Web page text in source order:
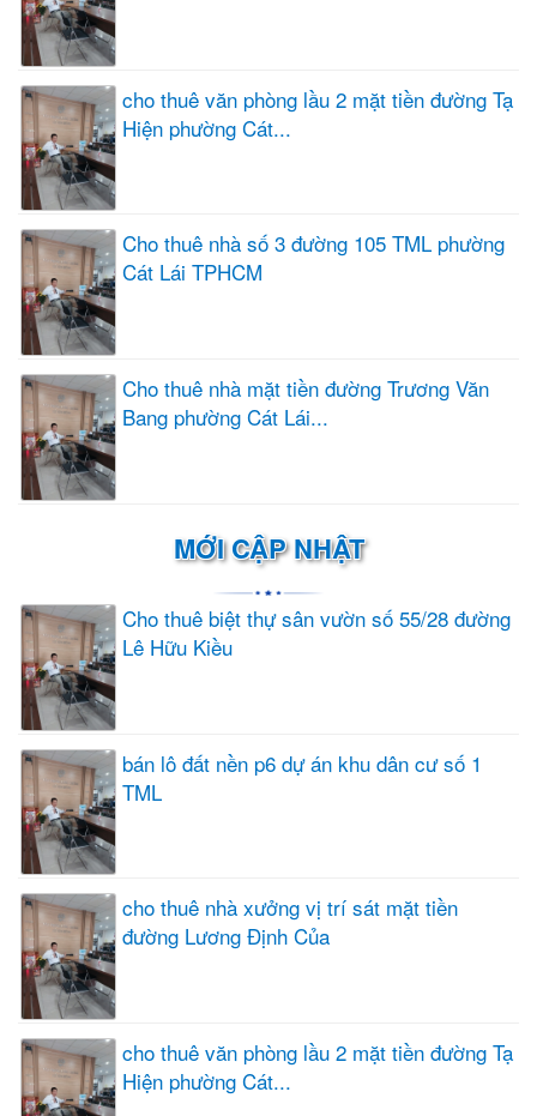
cho thuê văn phòng lầu 2 mặt tiền đường Tạ
Hiện phường Cát...
Cho thuê nhà số 3 đường 105 TML phường
Cát Lái TPHCM
Cho thuê nhà mặt tiền đường Trương Văn
Bang phường Cát Lái...
MỚI CẬP NHẬT
Cho thuê biệt thự sân vườn số 55/28 đường
Lê Hữu Kiều
bán lô đất nền p6 dự án khu dân cư số 1
TML
cho thuê nhà xưởng vị trí sát mặt tiền
đường Lương Định Của
cho thuê văn phòng lầu 2 mặt tiền đường Tạ
Hiện phường Cát...